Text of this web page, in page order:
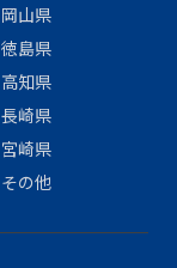
岡山県
徳島県
高知県
長崎県
宮崎県
その他